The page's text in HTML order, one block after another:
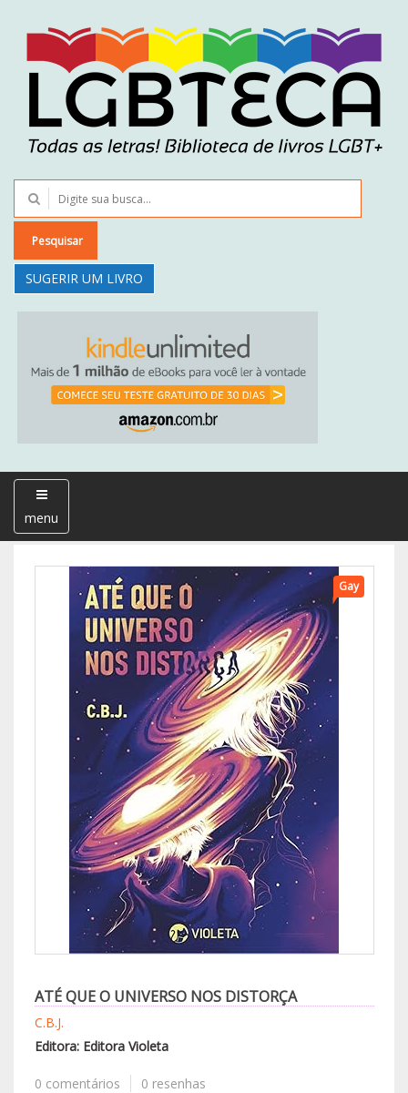
Pesquisar
SUGERIR UM LIVRO
menu
Gay
ATÉ QUE O UNIVERSO NOS DISTORÇA
C.B.J.
Editora: Editora Violeta
0 comentários
0 resenhas